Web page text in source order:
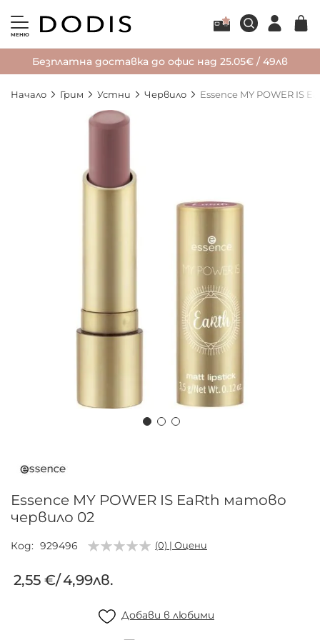
МЕНЮ
Безплатна доставка до офис над 25.05€ / 49лв
Начало Грим Устни Червило Essence MY POWER IS
началото
галерия
със
снимки
Essence MY POWER IS EaRth матово
червило 02
Код 929496 (0) | Оцени
2,55 €/4,99лв.
Добави в любими